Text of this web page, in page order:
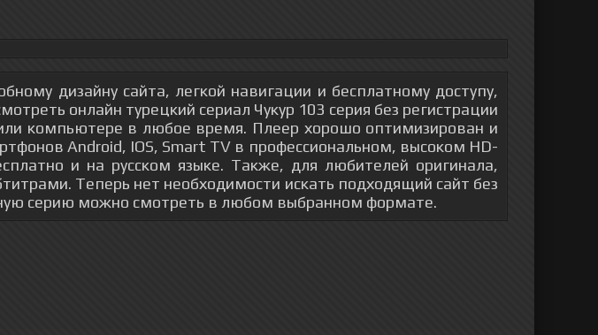
дизайну сайта, легкой навигации и бесплатному доступу,
онлайн турецкий сериал Чукур 103 серия без регистрации
компьютере в любое время. Плеер хорошо оптимизирован и
Android, IOS, Smart TV в профессиональном, высоком HD-
и на русском языке. Также, для любителей оригинала,
Теперь нет необходимости искать подходящий сайт без
серию можно смотреть в любом выбранном формате.